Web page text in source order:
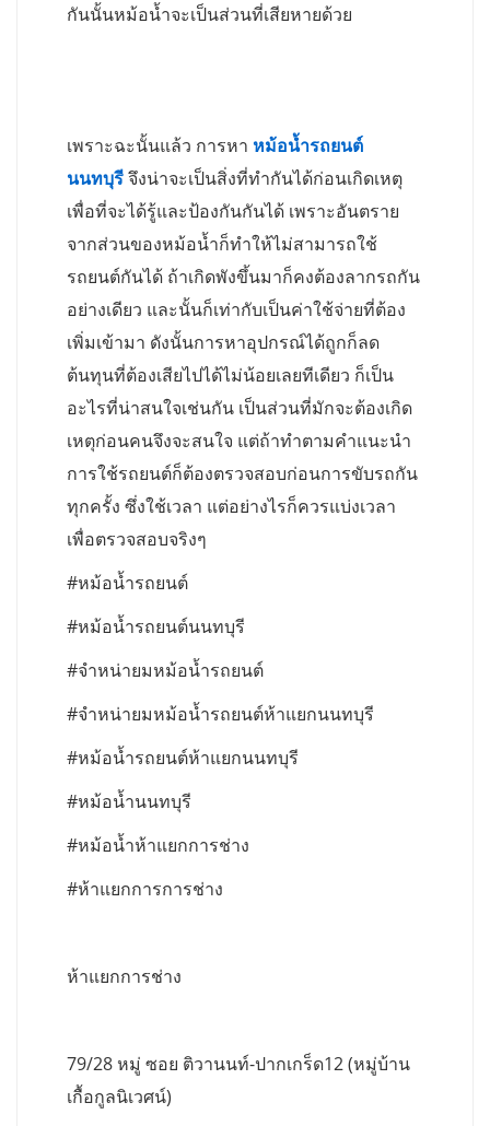
กันนั้นหม้อน้ำจะเป็นส่วนที่เสียหายด้วย
เพราะฉะนั้นแล้ว การหา หม้อน้ำรถยนต์
นนทบุรีจึงน่าจะเป็นสิ่งที่ทำกันได้ก่อนเกิดเหตุ
เพื่อที่จะได้รู้และป้องกันกันได้ เพราะอันตราย
จากส่วนของหม้อน้ำก็ทำให้ไม่สามารถใช้
รถยนต์กันได้ ถ้าเกิดพังขึ้นมาก็คงต้องลากรถกัน
อย่างเดียว และนั้นก็เท่ากับเป็นค่าใช้จ่ายที่ต้อง
เพิ่มเข้ามา ดังนั้นการหาอุปกรณ์ได้ถูกก็ลด
ต้นทุนที่ต้องเสียไปได้ไม่น้อยเลยทีเดียว ก็เป็น
อะไรที่น่าสนใจเช่นกัน เป็นส่วนที่มักจะต้องเกิด
เหตุก่อนคนจึงจะสนใจ แต่ถ้าทำตามคำแนะนำ
การใช้รถยนต์ก็ต้องตรวจสอบก่อนการขับรถกัน
ทุกครั้ง ซึ่งใช้เวลา แต่อย่างไรก็ควรแบ่งเวลา
เพื่อตรวจสอบจริงๆ
#หม้อน้ำรถยนต์
#หม้อน้ำรถยนต์นนทบุรี
#จำหน่ายมหม้อน้ำรถยนต์
#จำหน่ายมหม้อน้ำรถยนต์ห้าแยกนนทบุรี
#หม้อน้ำรถยนต์ห้าแยกนนทบุรี
#หม้อน้ำนนทบุรี
#หม้อน้ำห้าแยกการช่าง
#ห้าแยกการการช่าง
ห้าแยกการช่าง
79/28 หมู่ ซอย ติวานนท์-ปากเกร็ด12 (หมู่บ้าน
เกื้อกูลนิเวศน์)